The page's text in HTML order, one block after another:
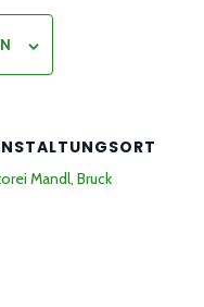
Mandl, Bruck